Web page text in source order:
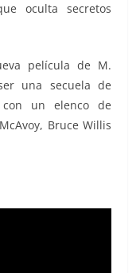
oculta secretos
eva película de M.
una secuela de
con un elenco de
Bruce Willis